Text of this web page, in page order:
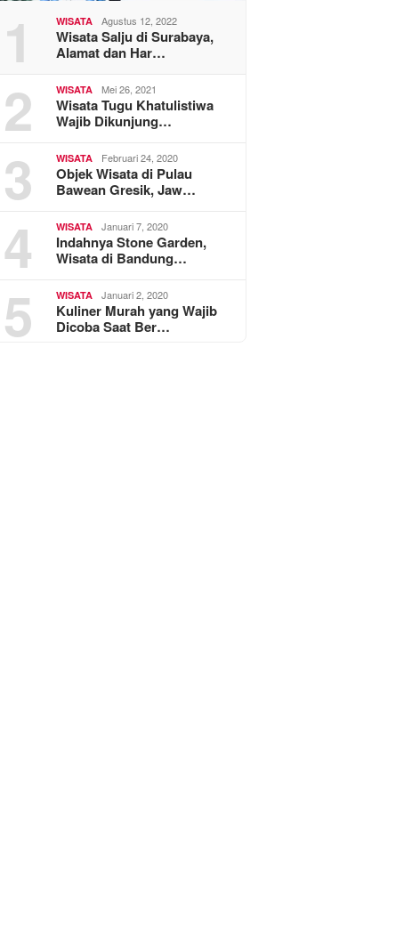
1 WISATA Agustus 12, 2022
Wisata Salju di Surabaya,
Alamat dan Har…
2 WISATA Mei 26, 2021
Wisata Tugu Khatulistiwa
Wajib Dikunjung…
3 WISATA Februari 24, 2020
Objek Wisata di Pulau
Bawean Gresik, Jaw…
4 WISATA Januari 7, 2020
Indahnya Stone Garden,
Wisata di Bandung…
5 WISATA Januari 2, 2020
Kuliner Murah yang Wajib
Dicoba Saat Ber…